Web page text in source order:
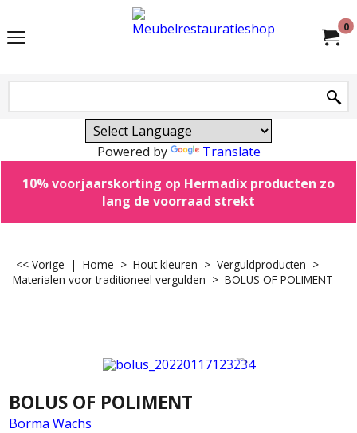
0
Powered by
Translate
10% voorjaarskorting op Hermadix producten zo
lang de voorraad strekt
<< Vorige | Home > Hout kleuren > Verguldproducten >
Materialen voor traditioneel vergulden > BOLUS OF POLIMENT
BOLUS OF POLIMENT
Borma Wachs